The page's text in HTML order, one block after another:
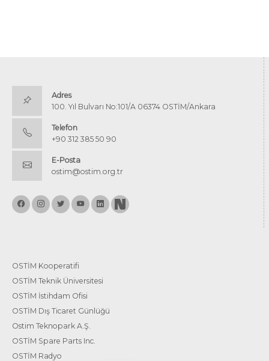
Adres
100. Yıl Bulvarı No:101/A 06374 OSTİM/Ankara
Telefon
+90 312 385 50 90
E-Posta
ostim@ostim.org.tr
OSTİM Kooperatifi
OSTİM Teknik Üniversitesi
OSTİM İstihdam Ofisi
OSTİM Dış Ticaret Günlüğü
Ostim Teknopark A.Ş.
OSTİM Spare Parts Inc.
OSTİM Radyo